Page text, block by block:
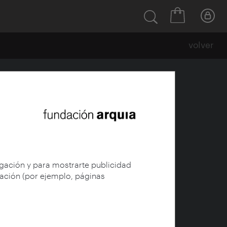
y para mostrarte publicidad
(por ejemplo, páginas
volver